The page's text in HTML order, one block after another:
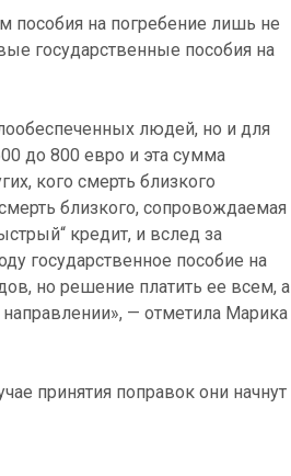
пособия на погребение лишь не
государственные пособия на
людей, но и для
до 800 евро и эта сумма
кого смерть близкого
близкого, сопровождаемая
кредит, и вслед за
государственное пособие на
но решение платить ее всем, а
— отметила Марика
принятия поправок они начнут